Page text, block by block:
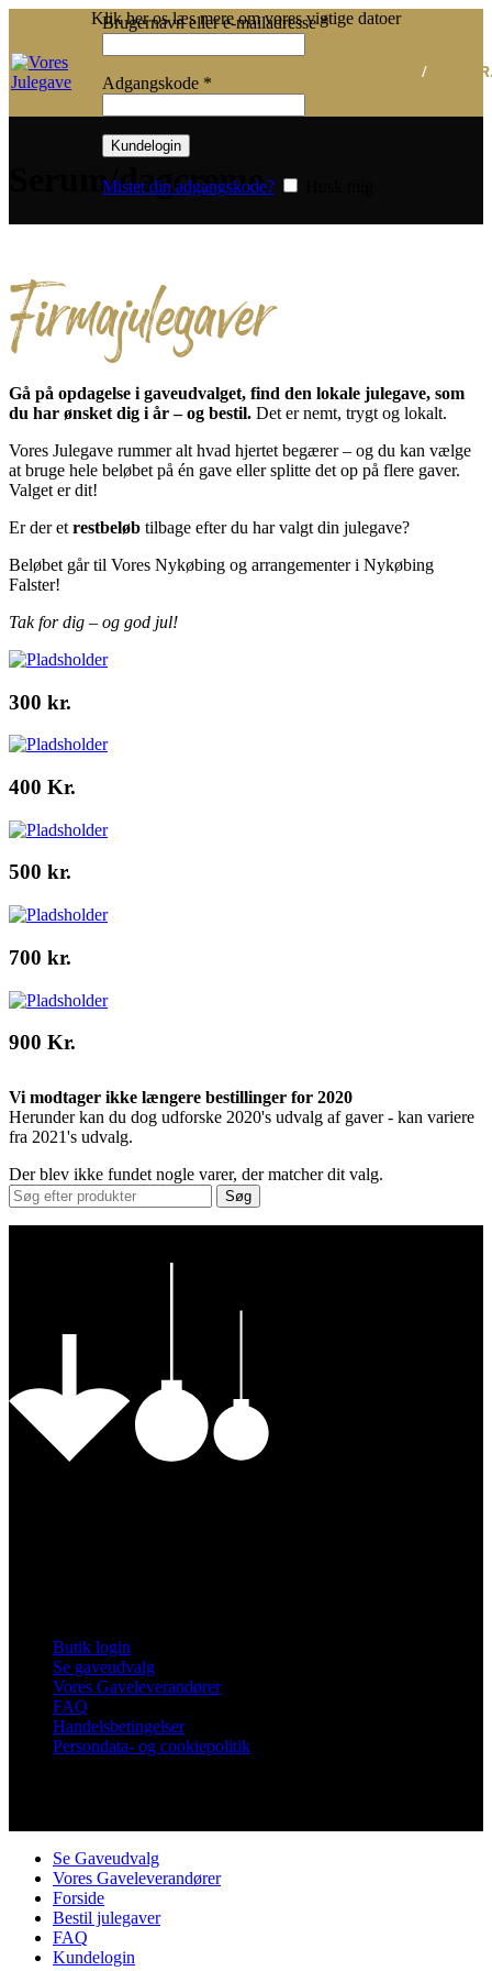
Klik her os læs mere om vores vigtige datoer
Brugernavn eller e-mailadresse*Påkrævet
Adgangskode *
Kundelogin
Mistet din adgangskode?
/
Serum/dagcreme
Firmajulegaver
Gå på opdagelse i gaveudvalget, find den lokale julegave, som
du har ønsket dig i år – og bestil. Det er nemt, trygt og lokalt.
Vores Julegave rummer alt hvad hjertet begærer – og du kan vælge
at bruge hele beløbet på én gave eller splitte det op på flere gaver.
Valget er dit!
Er der et restbeløb tilbage efter du har valgt din julegave?
Beløbet går til Vores Nykøbing og arrangementer i Nykøbing
Falster!
Tak for dig – og god jul!
300 kr.
400 Kr.
500 kr.
700 kr.
900 Kr.
Vi modtager ikke længere bestillinger for 2020
Herunder kan du dog udforske 2020's udvalg af gaver - kan variere
fra 2021's udvalg.
Der blev ikke fundet nogle varer, der matcher dit valg.
Søg
Butik login
Se gaveudvalg
Vores Gaveleverandører
FAQ
Handelsbetingelser
Persondata- og cookiepolitik
Se Gaveudvalg
Vores Gaveleverandører
Forside
Bestil julegaver
FAQ
Kundelogin